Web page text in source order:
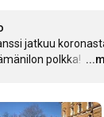
jatkuu
polkka! …